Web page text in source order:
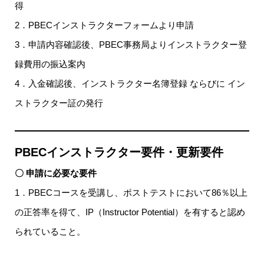
得
2．PBECインストラクターフォームより申請
3．申請内容確認後、PBEC事務局よりインストラクター登
録費用の振込案内
4．入金確認後、インストラクター名簿登録 ならびに イン
ストラクター証の発行
PBECインストラクター要件・更新要件
〇 申請に必要な要件
1．PBECコースを受講し、ポストテストにおいて86％以上
の正答率を得て、IP（Instructor Potential）を有すると認め
られていること。